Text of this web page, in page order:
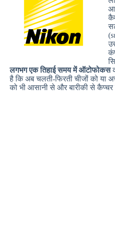
लगभग एक तिहाई समय में ऑटोफोकस
है कि अब चलती-फिरती चीजों को या
को भी आसानी से और बारीकी से कैप्चर